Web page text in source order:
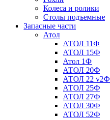
Колеса и ролики
Столы подъемные
Запасные части
Атол
АТОЛ 11Ф
АТОЛ 15Ф
Атол 1Ф
АТОЛ 20Ф
АТОЛ 22 v2Ф
АТОЛ 25Ф
АТОЛ 27Ф
АТОЛ 30Ф
АТОЛ 52Ф